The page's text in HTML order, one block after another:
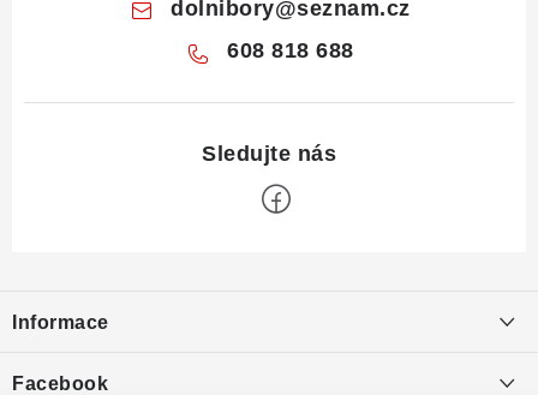
dolnibory@seznam.cz
608 818 688
p
a
Informace
Facebook